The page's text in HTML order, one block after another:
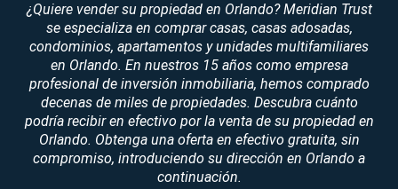
¿Quiere vender su propiedad en Orlando? Meridian Trust
se especializa en comprar casas, casas adosadas,
condominios, apartamentos y unidades multifamiliares
en Orlando. En nuestros 15 años como empresa
profesional de inversión inmobiliaria, hemos comprado
decenas de miles de propiedades. Descubra cuánto
podría recibir en efectivo por la venta de su propiedad en
Orlando. Obtenga una oferta en efectivo gratuita, sin
compromiso, introduciendo su dirección en Orlando a
continuación.